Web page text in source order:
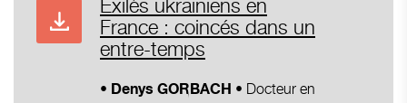
Exilés ukrainiens en
France : coincés dans un
entre-temps
• Denys GORBACH • Docteur en